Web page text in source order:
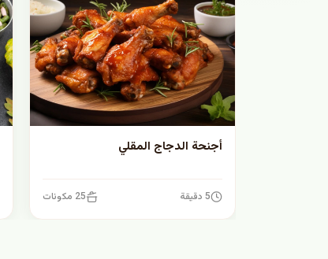
أجنحة الدجاج المقلي
5 دقيقة 25 مكونات